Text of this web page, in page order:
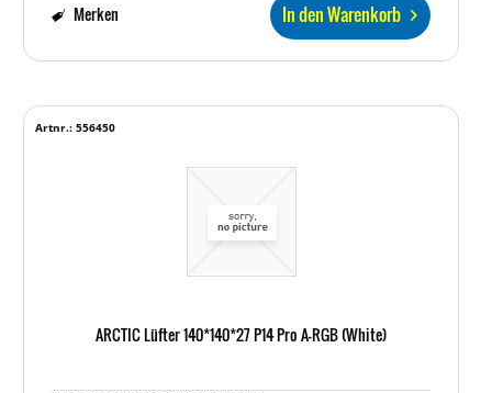
In den Warenkorb
Merken
ARCTIC Lüfter 140*140*27 P14 Pro A-RGB (White)
Artnr.: 556450